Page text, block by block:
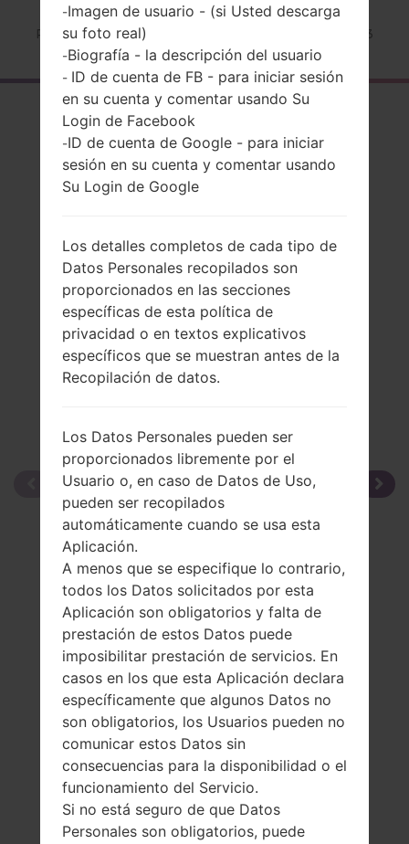
Página principal LGH443
El resumen
LGH443(LGH443)
akaLG Escape 2
Comparar
-Imagen de usuario - (si Usted descarga
su foto real)
-Biografía - la descripción del usuario
- ID de cuenta de FB - para iniciar sesión
en su cuenta y comentar usando Su
Login de Facebook
-ID de cuenta de Google - para iniciar
sesión en su cuenta y comentar usando
Su Login de Google
Los detalles completos de cada tipo de
Datos Personales recopilados son
proporcionados en las secciones
específicas de esta política de
privacidad o en textos explicativos
específicos que se muestran antes de la
Recopilación de datos.
Los Datos Personales pueden ser
proporcionados libremente por el
Usuario o, en caso de Datos de Uso,
pueden ser recopilados
automáticamente cuando se usa esta
Aplicación.
A menos que se especifique lo contrario,
todos los Datos solicitados por esta
Aplicación son obligatorios y falta de
prestación de estos Datos puede
imposibilitar prestación de servicios. En
casos en los que esta Aplicación declara
específicamente que algunos Datos no
son obligatorios, los Usuarios pueden no
comunicar estos Datos sin
consecuencias para la disponibilidad o el
funcionamiento del Servicio.
Si no está seguro de que Datos
Personales son obligatorios, puede